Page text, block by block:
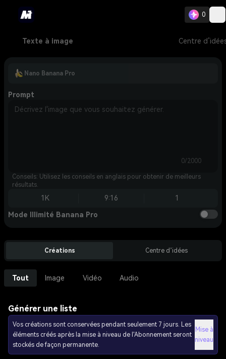
0
Texte à image Centre
Nano Banana Pro
Prompt
0/2000
Conseils: Utilisez les conseils en anglais pour obtenir de meilleurs
résultats.
1K 9:16 1
Mode Illimité Banana Pro
Créations Centre d’idées
Tout Image Vidéo Audio
Générer une liste
Vos créations sont conservées pendant seulement 7 jours. Les
éléments créés après la mise à niveau de l'Abonnement seront
stockés de façon permanente.
Mise à
niveau